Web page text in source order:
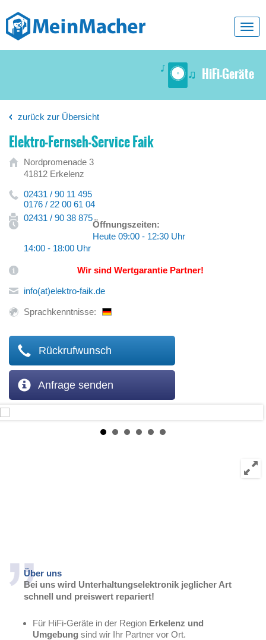
HiFi-Geräte
zurück zur Übersicht
Elektro-Fernseh-Service Faik
Nordpromenade 3
41812 Erkelenz
02431 / 90 11 495
0176 / 22 00 61 04
02431 / 90 38 875
Öffnungszeiten:
Heute 09:00 - 12:30 Uhr
14:00 - 18:00 Uhr
Wir sind Wertgarantie Partner!
info(at)elektro-faik.de
Sprachkenntnisse:
Rückrufwunsch
Anfrage senden
Über uns
Bei uns wird Unterhaltungselektronik jeglicher Art
schnell und preiswert repariert!
Für HiFi-Geräte in der Region Erkelenz und
Umgebung sind wir Ihr Partner vor Ort.